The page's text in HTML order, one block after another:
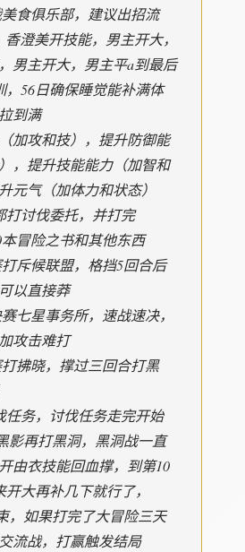
食俱乐部，建议出招流
澄美开技能，男主开大，
男主开大，男主平a到最后
，56日确保睡觉能补满体
到满
加攻和技），提升防御能
，提升技能能力（加智和
元气（加体力和状态）
打讨伐委托，并打完
冒险之书和其他东西
斥候联盟，格挡5回合后
以直接莽
七星事务所，速战速决，
攻击难打
拂晓，撑过三回合打黑
任务，讨伐任务走完开始
影再打黑洞，黑洞战一直
由衣技能回血撑，到第10
大再补几下就行了，
，如果打完了大冒险三天
流战，打赢触发结局